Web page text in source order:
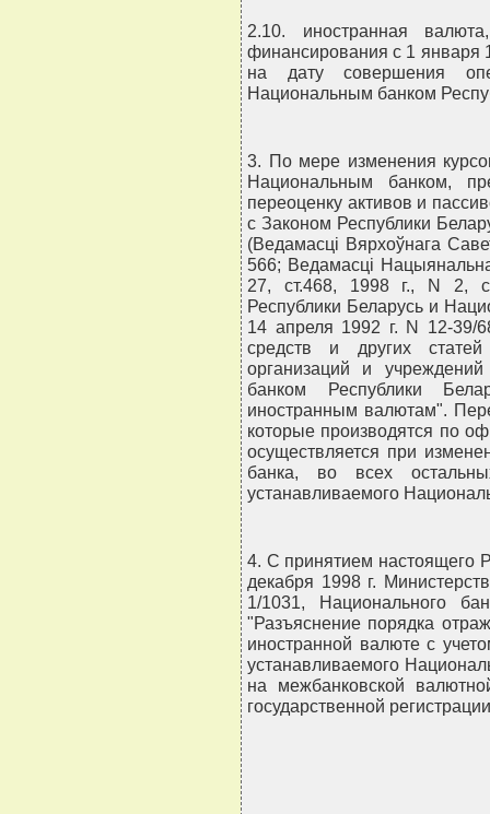
2.10. иностранная
финансирования с 1 января
на дату совершения
Национальным банком
3. По мере изменения
Национальным банком,
переоценку активов и
с Законом Республики
(Ведамасцi Вярхоўнага
566; Ведамасцi
27, ст.468, 1998 г., N 2,
Республики Беларусь и
14 апреля 1992 г. N 12-39/
средств и других
организаций и
банком Республики
иностранным валютам".
которые производятся по
осуществляется при
банка, во всех
устанавливаемого
4. С принятием настоящего
декабря 1998 г.
1/1031, Национального
"Разъяснение порядка
иностранной валюте с
устанавливаемого
на межбанковской
государственной